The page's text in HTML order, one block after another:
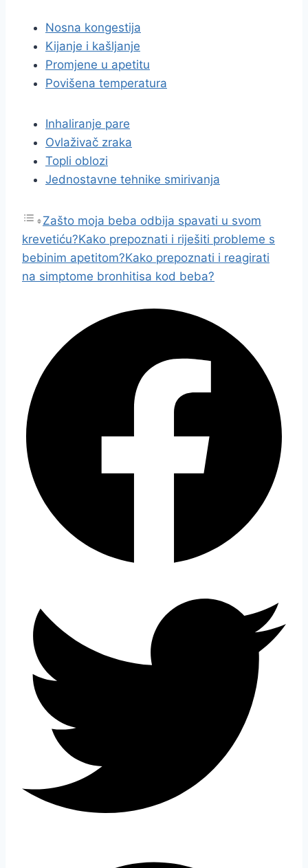
Nosna kongestija
Kijanje i kašljanje
Promjene u apetitu
Povišena temperatura
Inhaliranje pare
Ovlaživač zraka
Topli oblozi
Jednostavne tehnike smirivanja
Zašto moja beba odbija spavati u svom
krevetiću?Kako prepoznati i riješiti probleme s
bebinim apetitom?Kako prepoznati i reagirati
na simptome bronhitisa kod beba?